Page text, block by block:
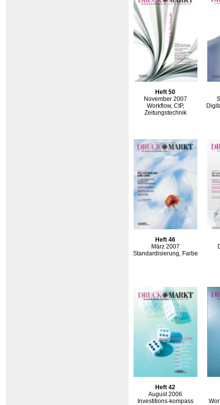
Heft 50
November 2007
Workflow, CtP,
Zeitungstechnik
Heft 46
März 2007
Standardisierung, Farbe
Heft 42
August 2006
Investitions-kompass